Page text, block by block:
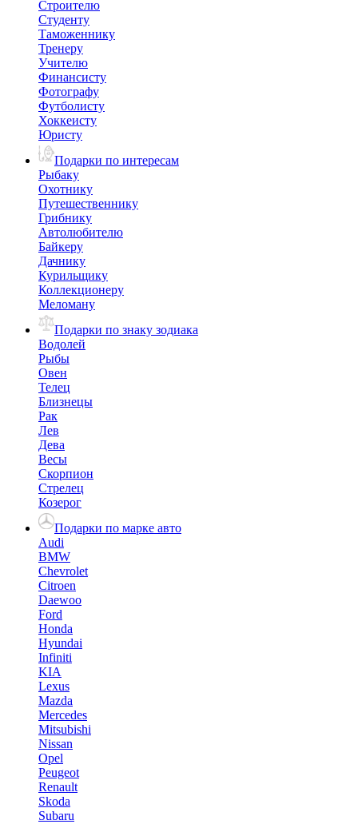
Строителю
Студенту
Таможеннику
Тренеру
Учителю
Финансисту
Фотографу
Футболисту
Хоккеисту
Юристу
Подарки по интересам
Рыбаку
Охотнику
Путешественнику
Грибнику
Автолюбителю
Байкеру
Дачнику
Курильщику
Коллекционеру
Меломану
Подарки по знаку зодиака
Водолей
Рыбы
Овен
Телец
Близнецы
Рак
Лев
Дева
Весы
Скорпион
Стрелец
Козерог
Подарки по марке авто
Audi
BMW
Chevrolet
Citroen
Daewoo
Ford
Honda
Hyundai
Infiniti
KIA
Lexus
Mazda
Mercedes
Mitsubishi
Nissan
Opel
Peugeot
Renault
Skoda
Subaru